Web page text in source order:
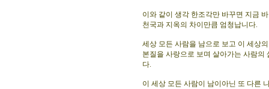
이와 같이 생각 한조각만 바꾸면 지금
천국과 지옥의 차이만큼 엄청납니다.
세상 모든 사람을 남으로 보고 이 세상
본질을 사랑으로 보며 살아가는 사람
다.
이 세상 모든 사람이 남이아닌 또 다른